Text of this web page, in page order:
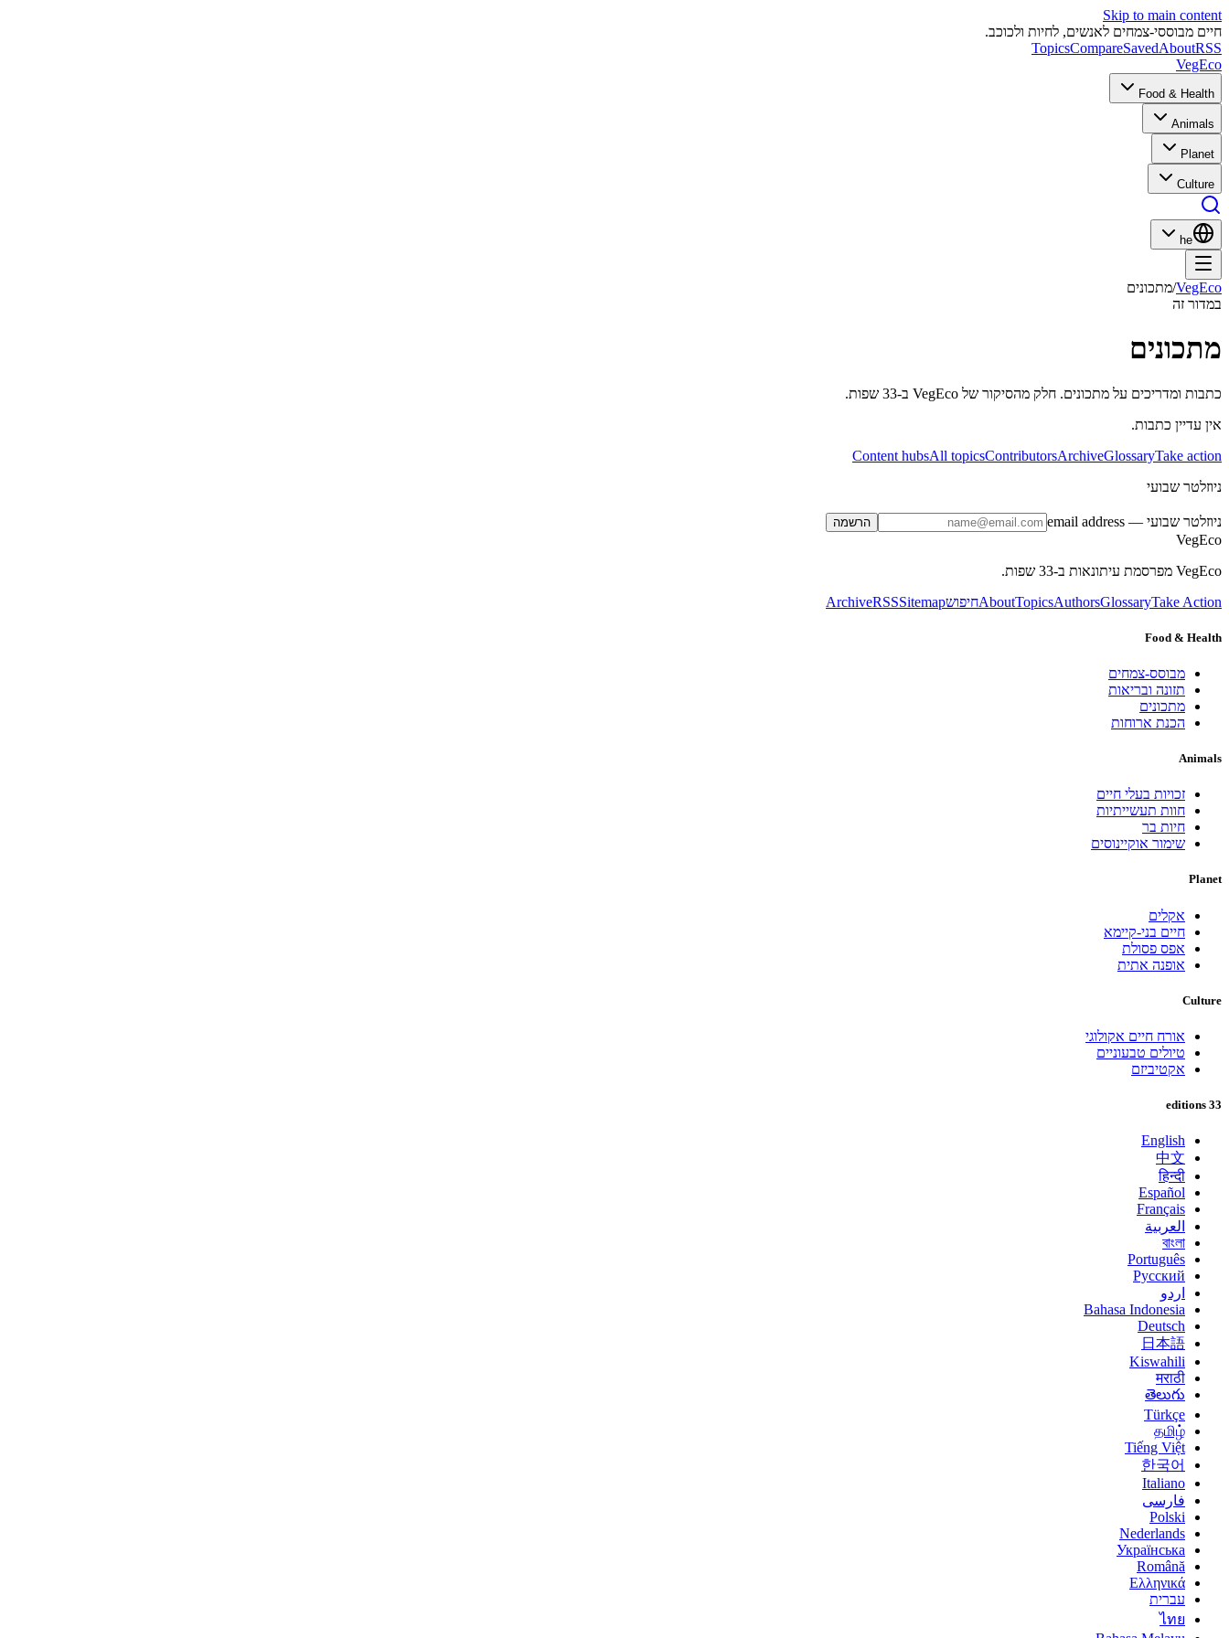
Skip to main content
חיים מבוססי-צמחים לאנשים, לחיות ולכוכב.
TopicsCompareSavedAboutRSS
VegEco
Food & Health
Animals
Planet
Culture
he
VegEco
/מתכונים
במדור זה
מתכונים
כתבות ומדריכים על מתכונים. חלק מהסיקור של VegEco ב-33 שפות.
אין עדיין כתבות.
Content hubsAll topicsContributorsArchiveGlossaryTake action
ניוזלטר שבועי
ניוזלטר שבועי — email address הרשמה
VegEco
VegEco מפרסמת עיתונאות ב-33 שפות.
AboutTopicsAuthorsGlossaryTake Action חיפוש ArchiveRSSSitemap
Food & Health
מבוסס-צמחים
תזונה ובריאות
מתכונים
הכנת ארוחות
Animals
זכויות בעלי חיים
חוות תעשייתיות
חיות בר
שימור אוקיינוסים
Planet
אקלים
חיים בני-קיימא
אפס פסולת
אופנה אתית
Culture
אורח חיים אקולוגי
טיולים טבעוניים
אקטיביזם
33 editions
English
中文
हिन्दी
Español
Français
العربية
বাংলা
Português
Русский
اردو
Bahasa Indonesia
Deutsch
日本語
Kiswahili
मराठी
తెలుగు
Türkçe
தமிழ்
Tiếng Việt
한국어
Italiano
فارسی
Polski
Nederlands
Українська
Română
Ελληνικά
עברית
ไทย